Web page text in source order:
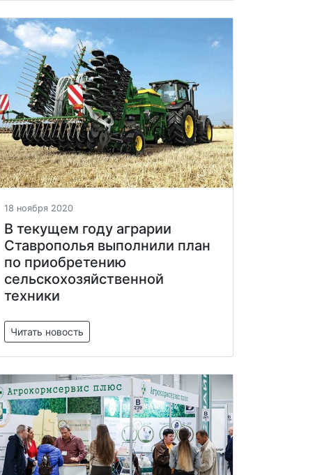
18 ноября 2020
В текущем году аграрии
Ставрополья выполнили план
по приобретению
сельскохозяйственной
техники
Читать новость